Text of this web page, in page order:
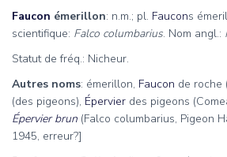
Faucon émerillon: n.m.; pl. Faucons
scientifique: Falco columbarius. Nom angl.:
Statut de fréq.: Nicheur.
Autres noms: émerillon, Faucon de roche
(des pigeons), Épervier des pigeons
Épervier brun (Falco columbarius, Pigeon
1945, erreur?]